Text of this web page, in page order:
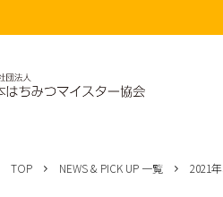
TOP NEWS & PICK UP 一覧 2021